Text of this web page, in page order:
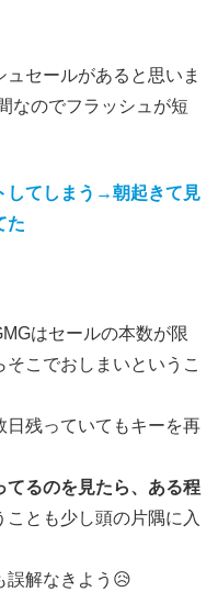
セールがあると思いま
なのでフラッシュが短
してしまう→朝起きて見
た
はセールの本数が限
こでおしまいというこ
日残っていてもキーを再
てるのを見たら、ある程
ことも少し頭の片隅に入
誤解なきよう😥